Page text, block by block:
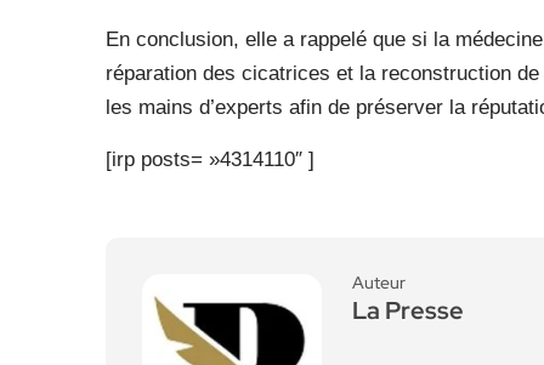
En conclusion, elle a rappelé que si la
réparation des cicatrices et la reconstruction
les mains d’experts afin de préserver la
[irp posts= »4314110″ ]
Auteur
La Presse